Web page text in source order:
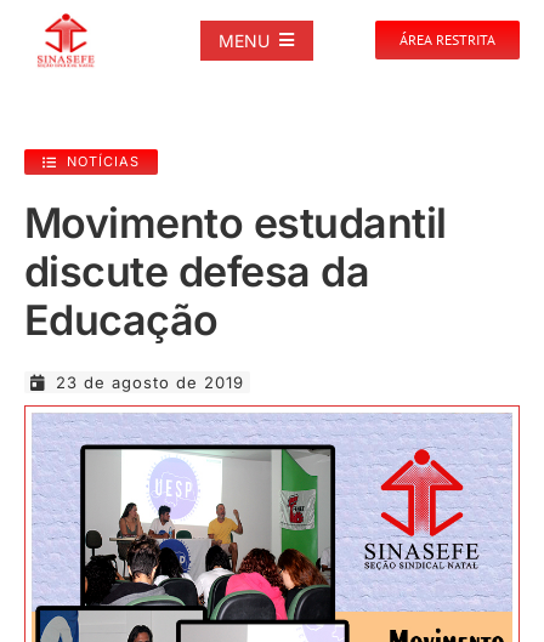
MENU
NOTÍCIAS
PUBLICAÇÕES
DOCUMENTOS
GALERIAS
EVENTOS
JURÍDICO
ÁREA RESTRITA
NOTÍCIAS
Movimento estudantil
discute defesa da
Educação
23 de agosto de 2019